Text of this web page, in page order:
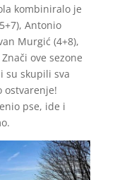
kombiniralo je
Antonio
Murgić (4+8),
ove sezone
su skupili sva
ostvarenje!
pse, ide i